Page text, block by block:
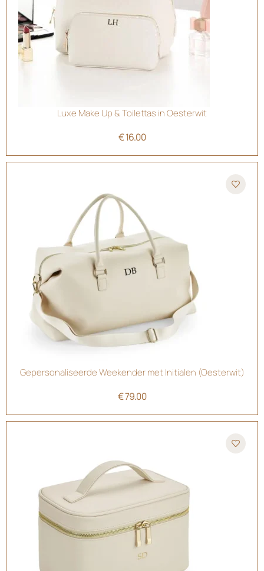
Luxe Make Up & Toilettas in Oesterwit
€16.00
Gepersonaliseerde Weekender met Initialen (Oesterwit)
€79.00